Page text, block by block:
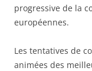
progressive de la
européennes.
Les tentatives de
animées des